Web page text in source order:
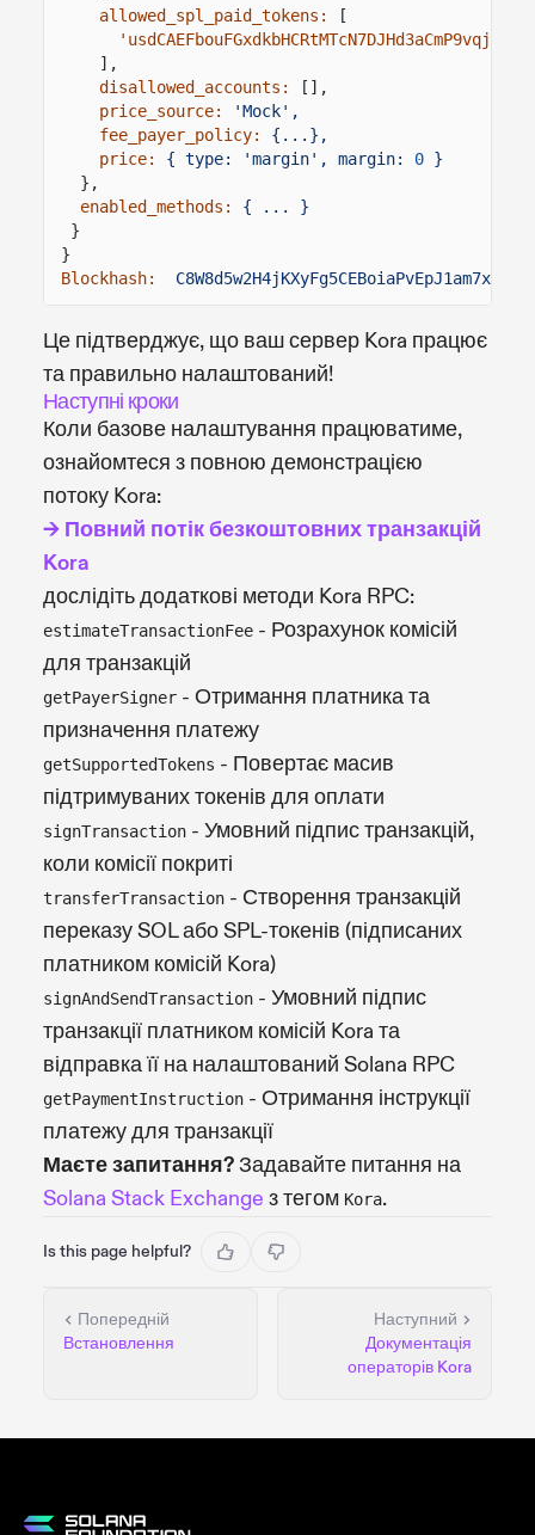
allowed_spl_paid_tokens:
[
],
disallowed_accounts:
[],
price_source:
'Mock',
fee_payer_policy:
{...},
price:
{ type: 'margin', margin: 0 }
},
enabled_methods:
{ ... }
}
}
Blockhash:
Це підтверджує, що ваш сервер Kora працює
та правильно налаштований!
Наступні кроки
Коли базове налаштування працюватиме,
ознайомтеся з повною демонстрацією
потоку Kora:
→ Повний потік безкоштовних транзакцій
Kora
дослідіть додаткові методи Kora RPC:
estimateTransactionFee - Розрахунок комісій
для транзакцій
getPayerSigner - Отримання платника та
призначення платежу
getSupportedTokens - Повертає масив
підтримуваних токенів для оплати
signTransaction - Умовний підпис транзакцій,
коли комісії покриті
transferTransaction - Створення транзакцій
переказу SOL або SPL-токенів (підписаних
платником комісій Kora)
signAndSendTransaction - Умовний підпис
транзакції платником комісій Kora та
відправка її на налаштований Solana RPC
getPaymentInstruction - Отримання інструкції
платежу для транзакції
Маєте запитання?Задавайте питання на
Solana Stack Exchange з тегом Kora.
Is this page helpful?
Попередній
Встановлення
Наступний
Документація
операторів Kora